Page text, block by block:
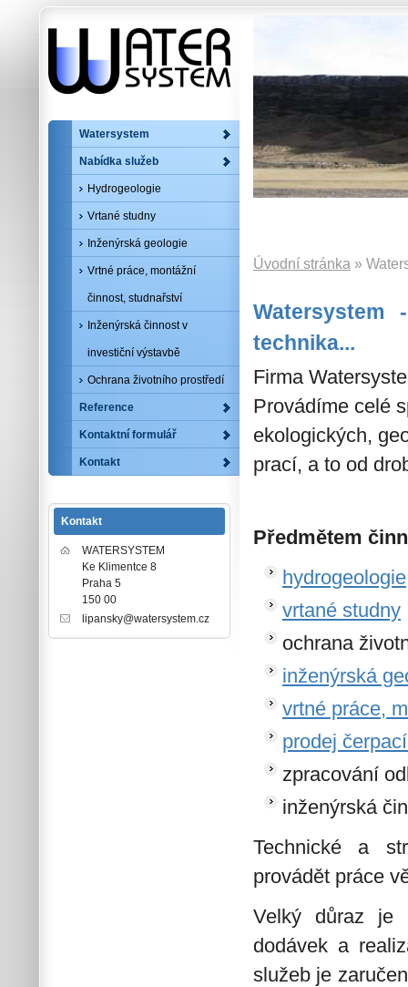
Úvodní stránka »
Watersystem
technika...
Firma
Provádíme celé
ekologických,
prací, a to od
Předmětem
hydrogeologie
vrtané studny
ochrana
inženýrská
vrtné práce,
prodej
zpracování
inženýrská
Technické a
provádět práce
Velký důraz je
dodávek a
služeb je
Watersystem
Nabídka služeb
Hydrogeologie
Vrtané studny
Inženýrská geologie
Vrtné práce, montážní
činnost, studnařství
Inženýrská činnost v
investiční výstavbě
Ochrana životního prostředí
Reference
Kontaktní formulář
Kontakt
Kontakt
WATERSYSTEM
Ke Klimentce 8
Praha 5
150 00
lipansky@watersystem.cz